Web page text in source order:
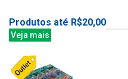
Produtos até R$20,00
Veja mais